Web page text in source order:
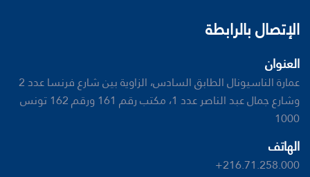
الإتصال بالرابطة
العنوان
عمارة الناسيونال الطابق السادس، الزاوية بين شارع فرنسا عدد 2
وشارع جمال عبد الناصر عدد 1، مكتب رقم 161 ورقم 162 تونس
1000
الهاتف
+216.71.258.000